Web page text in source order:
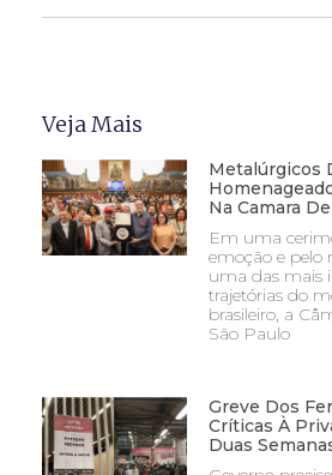
Veja Mais
Metalúrgicos
Na Camara
Em uma
emoção e pelo
uma das mais
trajetórias do
brasileiro, a
São Paulo
Greve Dos
Críticas À
Duas